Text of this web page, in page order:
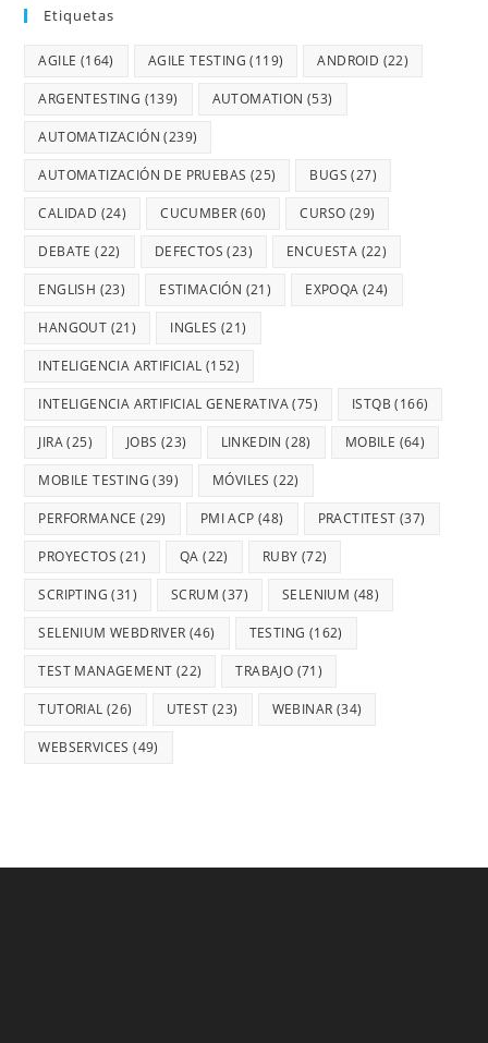
Etiquetas
AGILE (164) AGILE TESTING (119) ANDROID (22)
ARGENTESTING (139) AUTOMATION (53)
AUTOMATIZACIÓN (239)
AUTOMATIZACIÓN DE PRUEBAS (25) BUGS (27)
CALIDAD (24) CUCUMBER (60) CURSO (29)
DEBATE (22) DEFECTOS (23) ENCUESTA (22)
ENGLISH (23) ESTIMACIÓN (21) EXPOQA (24)
HANGOUT (21) INGLES (21)
INTELIGENCIA ARTIFICIAL (152)
INTELIGENCIA ARTIFICIAL GENERATIVA(75) ISTQB (166)
JIRA(25) JOBS (23) LINKEDIN (28) MOBILE (64)
MOBILE TESTING (39) MÓVILES (22)
PERFORMANCE (29) PMI ACP (48) PRACTITEST (37)
PROYECTOS (21) QA (22) RUBY (72)
SCRIPTING (31) SCRUM (37) SELENIUM (48)
SELENIUM WEBDRIVER (46) TESTING (162)
TEST MANAGEMENT (22) TRABAJO (71)
TUTORIAL (26) UTEST (23) WEBINAR (34)
WEBSERVICES (49)